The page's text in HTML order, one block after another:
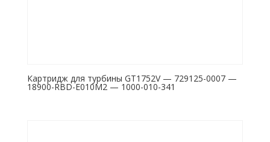
Картридж для турбины GT1752V — 729125-0007 —
18900-RBD-E010M2 — 1000-010-341